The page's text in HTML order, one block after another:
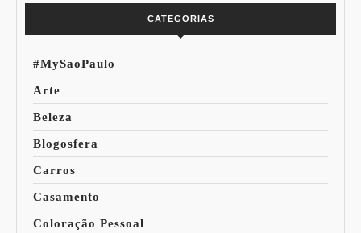
CATEGORIAS
#MySaoPaulo
Arte
Beleza
Blogosfera
Carros
Casamento
Coloração Pessoal